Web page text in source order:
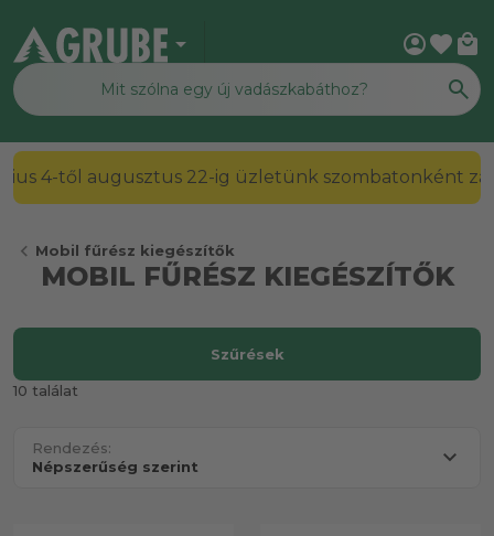
arrow_drop_down account_circlefavorite local_mall
2026. július 4-től augusztus 22-ig üzletünk
chevron_left Mobil fűrész kiegészítők
MOBIL FŰRÉSZ KIEGÉSZÍTŐK
10 találat
Rendezés:
Szűrések